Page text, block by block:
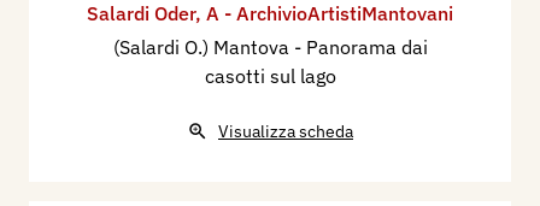
Salardi Oder, A - ArchivioArtistiMantovani
(Salardi O.) Mantova - Panorama dai
casotti sul lago
Visualizza scheda